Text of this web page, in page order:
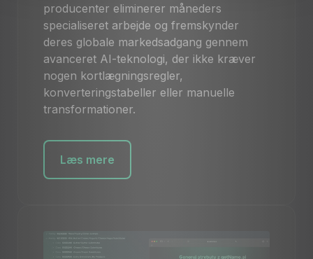
producenter eliminerer måneders
specialiseret arbejde og fremskynder
deres globale markedsadgang gennem
avanceret AI-teknologi, der ikke kræver
nogen kortlægningsregler,
konverteringstabeller eller manuelle
transformationer.
Læs mere